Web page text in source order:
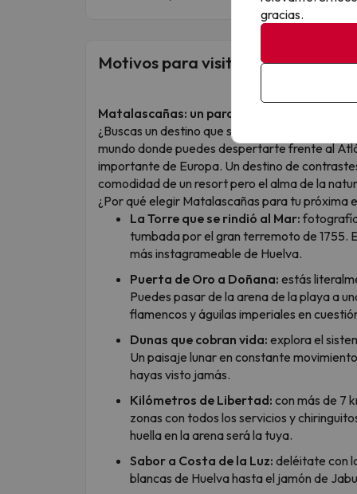
Motivos para visitar este destino
Matalascañas: un paraíso de leyenda a las
¿Buscas un destino que sea mucho más que
mundo donde puedes despertarte frente al
importante de Europa. Un destino de
comodidad de un resort pero el alma de la
¿Por qué elegir Matalascañas para tu próxima
La Torre que se rindió al Mar:
tumbada por el gran terremoto de 1755.
más instagrameable de Huelva.
Puerta de Oro a Doñana: estás
Puedes pasar de la arena de la playa a
flamencos y águilas imperiales en
Dunas que cobran vida: explora el
Un paisaje lunar en constante
hayas visto jamás.
Kilómetros de Libertad: con más de 7
zonas con todos los servicios y
huella en la arena será la tuya.
Sabor a Costa de la Luz: deléitate con
blancas de Huelva hasta el jamón de
gracias.